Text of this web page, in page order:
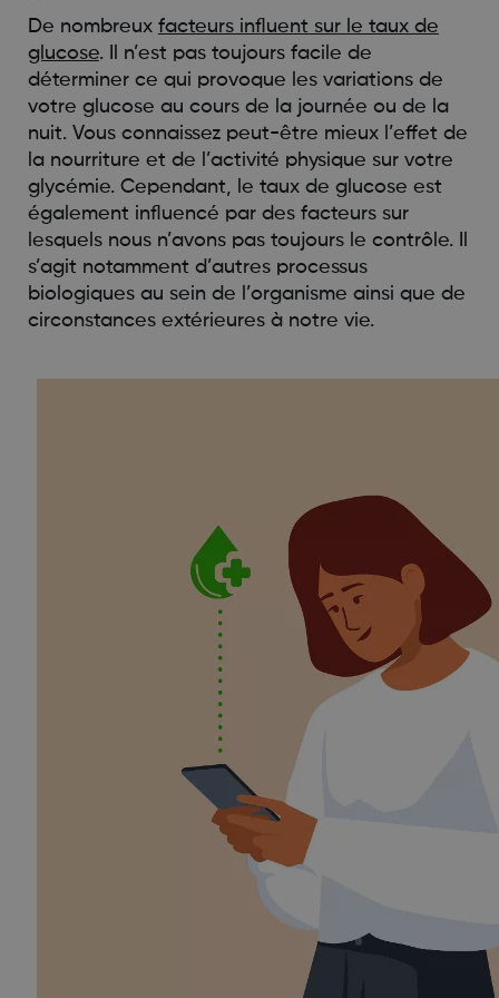
De nombreux facteurs influent sur le taux de
glucose. Il n’est pas toujours facile de
déterminer ce qui provoque les variations de
votre glucose au cours de la journée ou de la
nuit. Vous connaissez peut-être mieux l’effet de
la nourriture et de l’activité physique sur votre
glycémie. Cependant, le taux de glucose est
également influencé par des facteurs sur
lesquels nous n’avons pas toujours le contrôle. Il
s’agit notamment d’autres processus
biologiques au sein de l’organisme ainsi que de
circonstances extérieures à notre vie.